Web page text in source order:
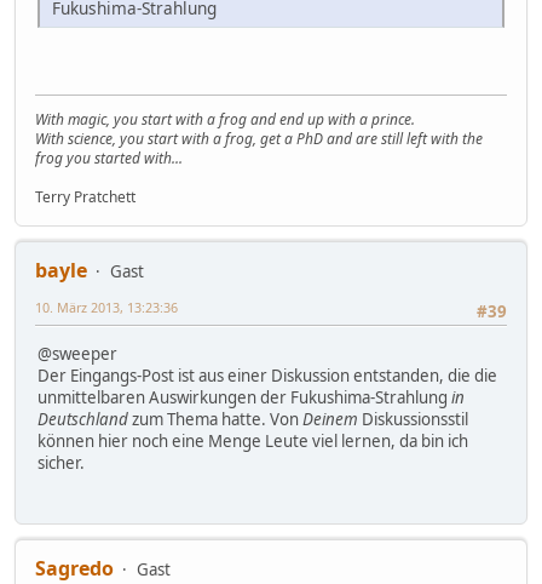
Fukushima-Strahlung
With magic, you start with a frog and end up with a prince.
With science, you start with a frog, get a PhD and are still left with the
frog you started with...
Terry Pratchett
bayle
Gast
#39
10. März 2013, 13:23:36
@sweeper
Der Eingangs-Post ist aus einer Diskussion entstanden, die die
unmittelbaren Auswirkungen der Fukushima-Strahlung in
Deutschlandzum Thema hatte. VonDeinem Diskussionsstil
können hier noch eine Menge Leute viel lernen, da bin ich
sicher.
Sagredo
Gast